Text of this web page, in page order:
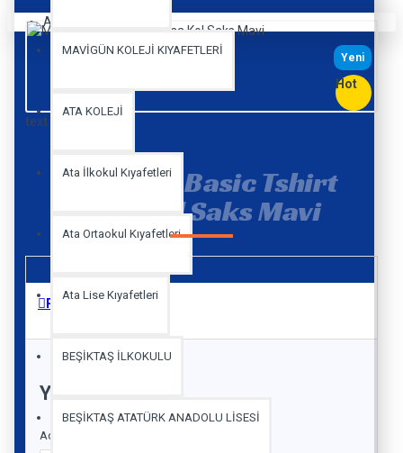
MAVİGÜN KOLEJİ KIYAFETLERİ
ATA KOLEJİ
Ata İlkokul Kıyafetleri
Ata Ortaokul Kıyafetleri
Ata Lise Kıyafetleri
BEŞİKTAŞ İLKOKULU
BEŞİKTAŞ ATATÜRK ANADOLU LİSESİ
Alışveriş sepetiniz boş!
Yeni
Hot
text
Mavigün Basic Tshirt
Kısa Kol Saks Mavi
Reviews
YORUM YAP
Adınız